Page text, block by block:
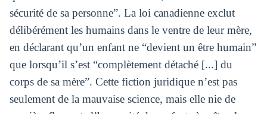
sécurité de sa personne”. La loi canadienne exclut
délibérément les humains dans le ventre de leur mère,
en déclarant qu’un enfant ne “devient un être humain”
que lorsqu’il s’est “complètement détaché [...] du
corps de sa mère”. Cette fiction juridique n’est pas
seulement de la mauvaise science, mais elle nie de